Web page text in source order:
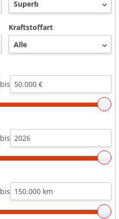
Kraftstoffart
bis
bis
bis